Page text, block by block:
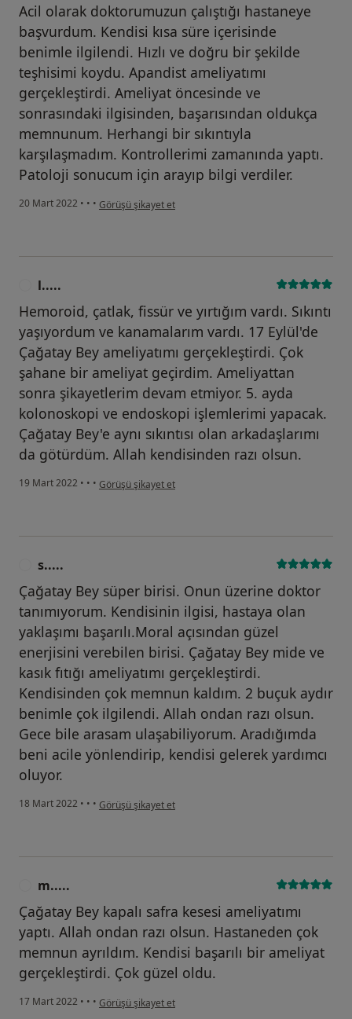
Acil olarak doktorumuzun çalıştığı hastaneye
başvurdum. Kendisi kısa süre içerisinde
benimle ilgilendi. Hızlı ve doğru bir şekilde
teşhisimi koydu. Apandist ameliyatımı
gerçekleştirdi. Ameliyat öncesinde ve
sonrasındaki ilgisinden, başarısından oldukça
memnunum. Herhangi bir sıkıntıyla
karşılaşmadım. Kontrollerimi zamanında yaptı.
Patoloji sonucum için arayıp bilgi verdiler.
20 Mart 2022 • • • kullanıcının görüşüne göre l.....
Görüşü şikayet et
l.....
Hemoroid, çatlak, fissür ve yırtığım vardı. Sıkıntı
yaşıyordum ve kanamalarım vardı. 17 Eylül'de
Çağatay Bey ameliyatımı gerçekleştirdi. Çok
şahane bir ameliyat geçirdim. Ameliyattan
sonra şikayetlerim devam etmiyor. 5. ayda
kolonoskopi ve endoskopi işlemlerimi yapacak.
Çağatay Bey'e aynı sıkıntısı olan arkadaşlarımı
da götürdüm. Allah kendisinden razı olsun.
19 Mart 2022 • • • kullanıcının görüşüne göre l.....
Görüşü şikayet et
s.....
Çağatay Bey süper birisi. Onun üzerine doktor
tanımıyorum. Kendisinin ilgisi, hastaya olan
yaklaşımı başarılı.Moral açısından güzel
enerjisini verebilen birisi. Çağatay Bey mide ve
kasık fıtığı ameliyatımı gerçekleştirdi.
Kendisinden çok memnun kaldım. 2 buçuk aydır
benimle çok ilgilendi. Allah ondan razı olsun.
Gece bile arasam ulaşabiliyorum. Aradığımda
beni acile yönlendirip, kendisi gelerek yardımcı
oluyor.
18 Mart 2022 • • • kullanıcının görüşüne göre s.....
Görüşü şikayet et
m.....
Çağatay Bey kapalı safra kesesi ameliyatımı
yaptı. Allah ondan razı olsun. Hastaneden çok
memnun ayrıldım. Kendisi başarılı bir ameliyat
gerçekleştirdi. Çok güzel oldu.
17 Mart 2022 • • • kullanıcının görüşüne göre m.....
Görüşü şikayet et